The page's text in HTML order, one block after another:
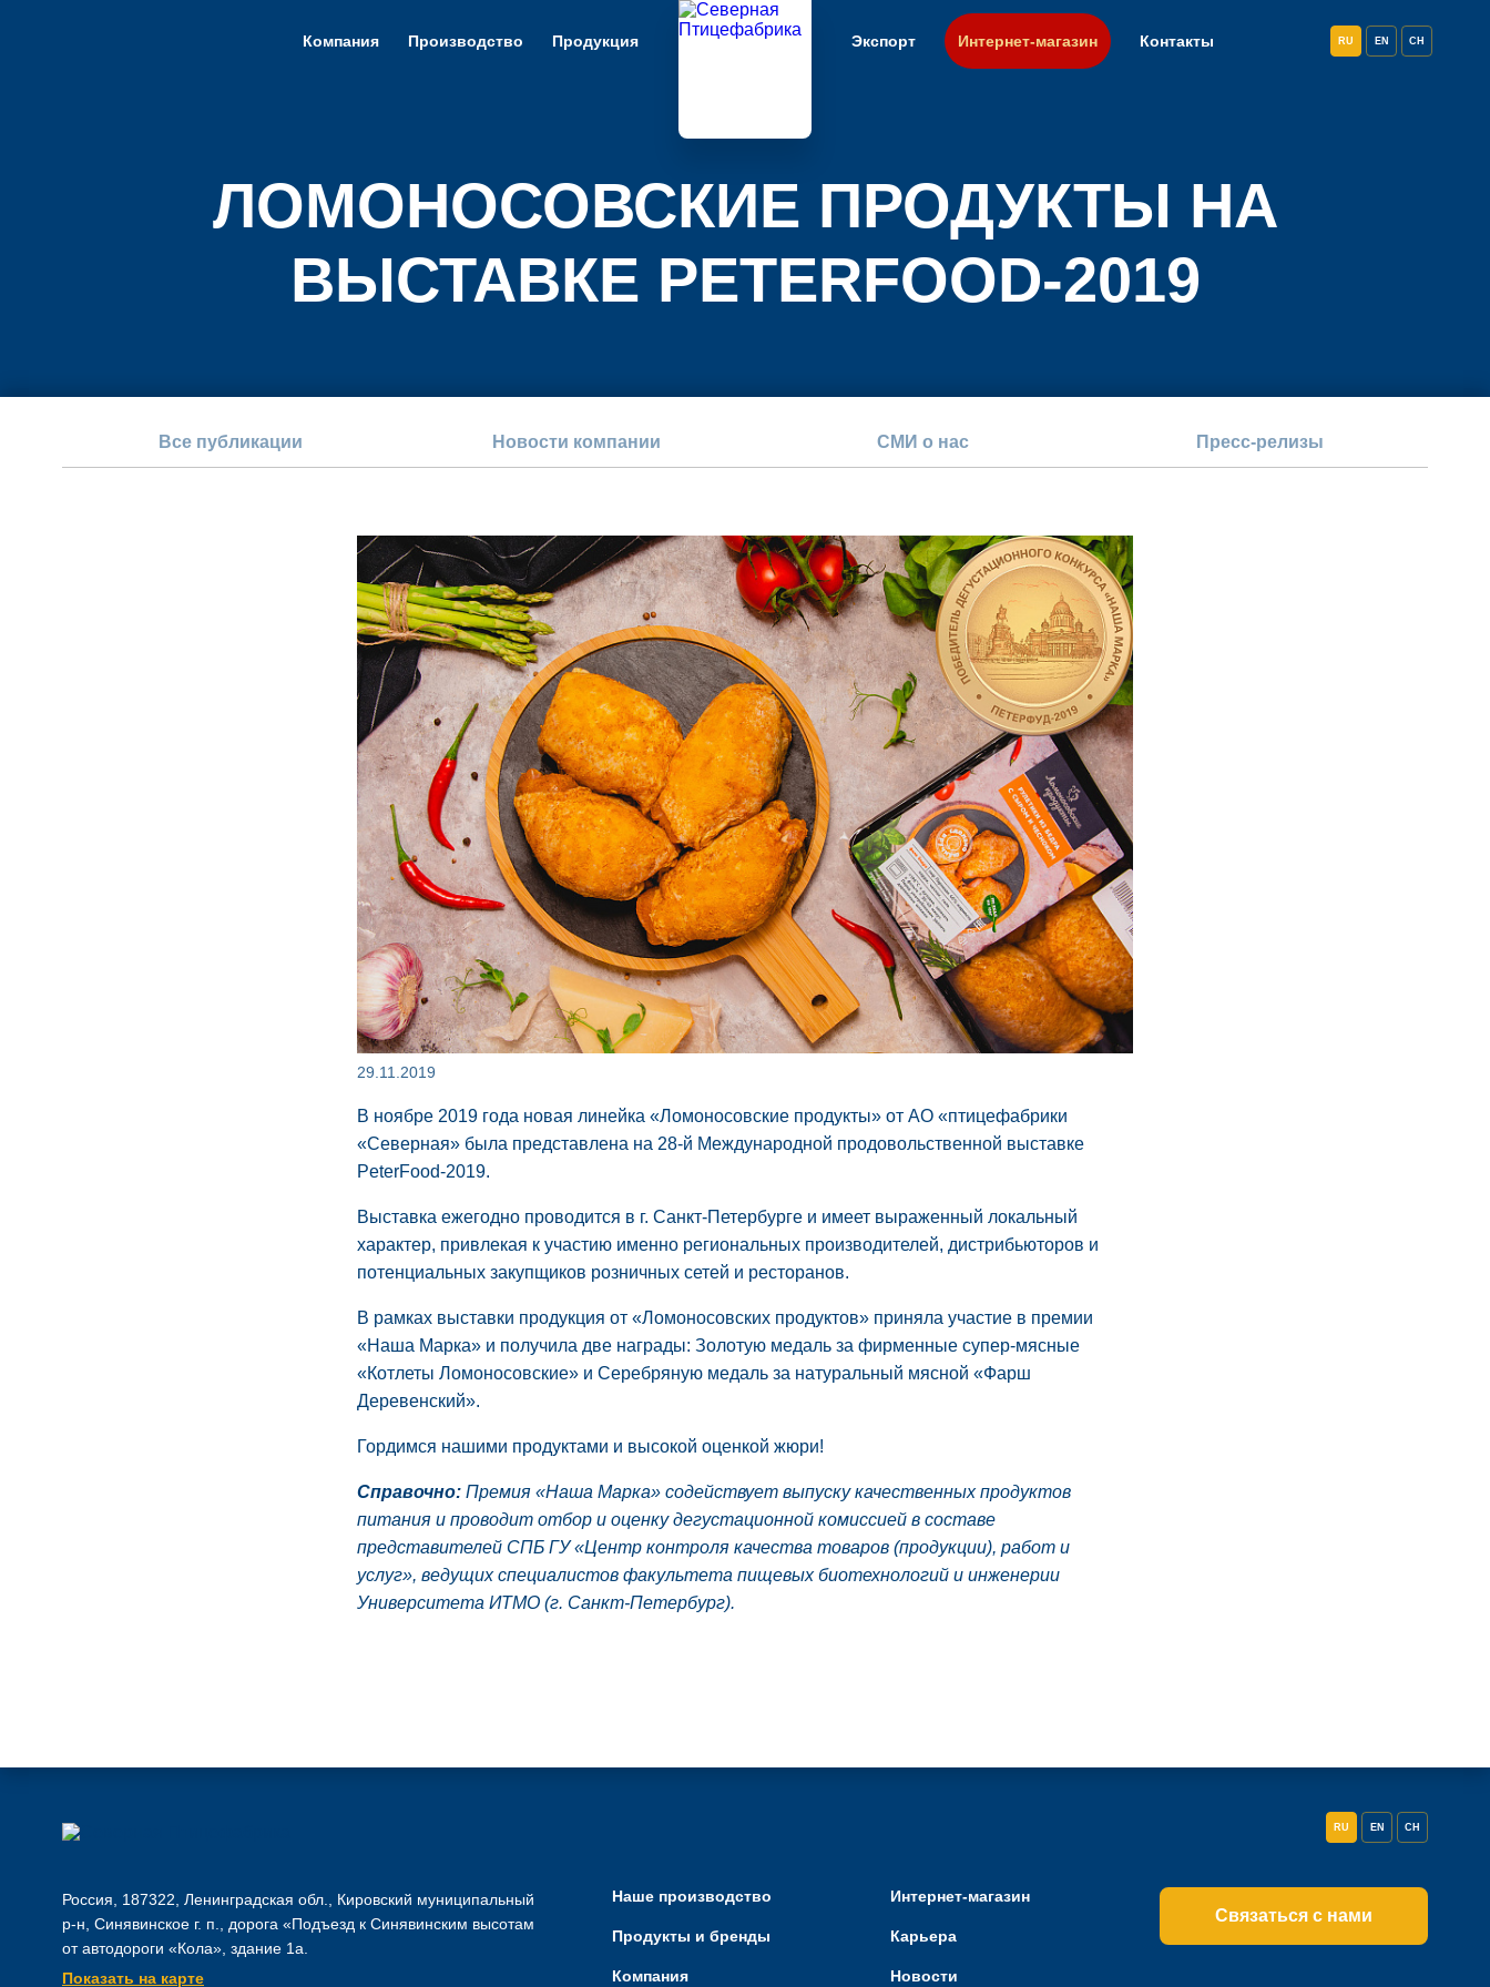
Компания Производство Продукция Экспорт Интернет-магазин Контакты RU EN CH
ЛОМОНОСОВСКИЕ ПРОДУКТЫ НА
ВЫСТАВКЕ PETERFOOD-2019
Все публикации Новости компании СМИ о нас Пресс-релизы
29.11.2019
В ноябре 2019 года новая линейка «Ломоносовские продукты» от АО «птицефабрики
«Северная» была представлена на 28-й Международной продовольственной выставке
PeterFood-2019.
Выставка ежегодно проводится в г. Санкт-Петербурге и имеет выраженный локальный
характер, привлекая к участию именно региональных производителей, дистрибьюторов и
потенциальных закупщиков розничных сетей и ресторанов.
В рамках выставки продукция от «Ломоносовских продуктов» приняла участие в премии
«Наша Марка» и получила две награды: Золотую медаль за фирменные супер-мясные
«Котлеты Ломоносовские» и Серебряную медаль за натуральный мясной «Фарш
Деревенский».
Гордимся нашими продуктами и высокой оценкой жюри!
Справочно: Премия «Наша Марка» содействует выпуску качественных продуктов
питания и проводит отбор и оценку дегустационной комиссией в составе
представителей СПБ ГУ «Центр контроля качества товаров (продукции), работ и
услуг», ведущих специалистов факультета пищевых биотехнологий и инженерии
Университета ИТМО (г. Санкт-Петербург).
RU EN CH
Россия, 187322, Ленинградская обл., Кировский муниципальный
р-н, Синявинское г. п., дорога «Подъезд к Синявинским высотам
от автодороги «Кола», здание 1а.
Показать на карте
Наше производство
Продукты и бренды
Компания
Интернет-магазин
Карьера
Новости
Связаться с нами